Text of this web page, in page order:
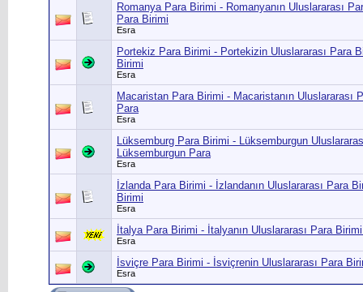
Romanya Para Birimi - Romanyanın Uluslararası
Para Birimi
Esra
Portekiz Para Birimi - Portekizin Uluslararası Para
Birimi
Esra
Macaristan Para Birimi - Macaristanın Uluslararası
Para
Esra
Lüksemburg Para Birimi - Lüksemburgun
Lüksemburgun Para
Esra
İzlanda Para Birimi - İzlandanın Uluslararası Para
Birimi
Esra
İtalya Para Birimi - İtalyanın Uluslararası Para
Esra
İsviçre Para Birimi - İsviçrenin Uluslararası Para
Esra